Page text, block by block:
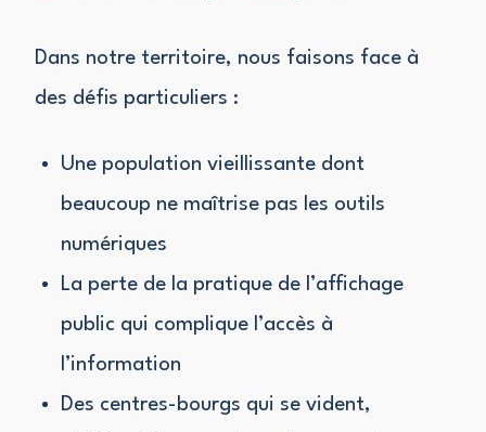
Dans notre territoire, nous faisons face à
des défis particuliers :
Une population vieillissante dont
beaucoup ne maîtrise pas les outils
numériques
La perte de la pratique de l’affichage
public qui complique l’accès à
l’information
Des centres-bourgs qui se vident,